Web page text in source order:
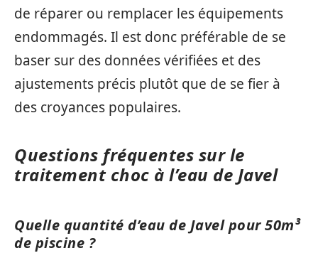
de réparer ou remplacer les équipements
endommagés. Il est donc préférable de se
baser sur des données vérifiées et des
ajustements précis plutôt que de se fier à
des croyances populaires.
Questions fréquentes sur le
traitement choc à l’eau de Javel
Quelle quantité d’eau de Javel pour 50m³
de piscine ?